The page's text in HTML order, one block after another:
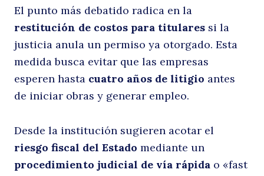
El punto más debatido radica en la
restitución de costos para titulares si la
justicia anula un permiso ya otorgado. Esta
medida busca evitar que las empresas
esperen hasta cuatro años de litigio antes
de iniciar obras y generar empleo.
Desde la institución sugieren acotar el
riesgo fiscal del Estado mediante un
procedimiento judicial de vía rápida o «fast